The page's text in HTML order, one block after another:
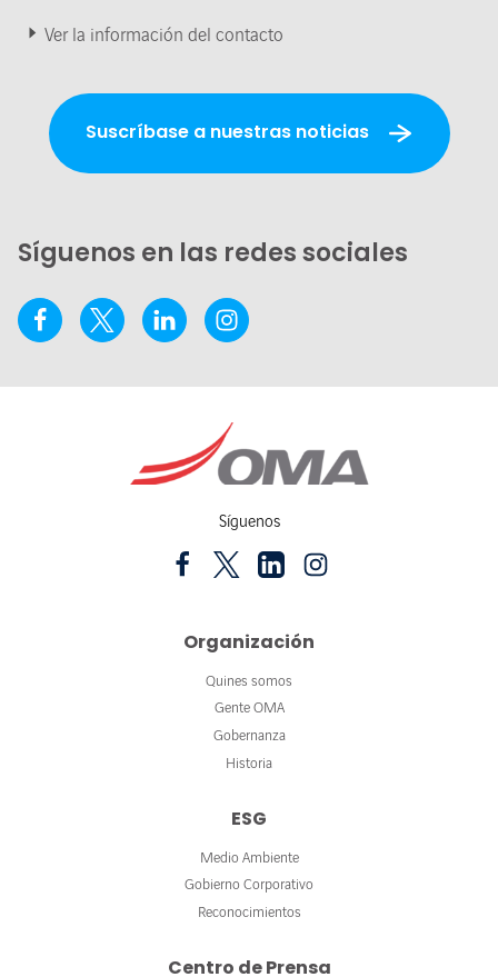
Ver la información del contacto
Suscríbase a nuestras noticias
Síguenos en las redes sociales
Síguenos
Organización
Quines somos
Gente OMA
Gobernanza
Historia
ESG
Medio Ambiente
Gobierno Corporativo
Reconocimientos
Centro de Prensa